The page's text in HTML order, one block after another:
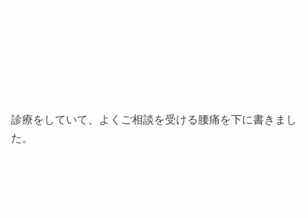
診療をしていて、よくご相談を受ける腰痛を下に書きまし
た。